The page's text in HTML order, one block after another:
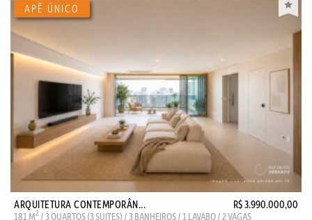
ARQUITETURA CONTEMPORÂN... R$ 3.990.000,00
181 M2 / 3 QUARTOS (3 SUITES) / 3 BANHEIROS / 1 LAVABO / 2 VAGAS